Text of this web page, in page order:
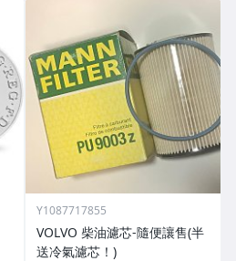
Y1087717855
VOLVO 柴油濾芯-隨便讓售(半
送冷氣濾芯！)